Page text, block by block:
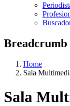
Breadcrumb
Home
Sala
Sala